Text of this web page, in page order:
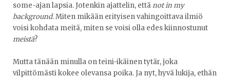
some-ajan lapsia. Jotenkin ajattelin, ettänot in my
background. Miten mikään erityisen vahingoittava ilmiö
voisi kohdata meitä, miten se voisi olla edes kiinnostunut
meistä?
Mutta tänään minulla on teini-ikäinen tytär, joka
vilpittömästi kokee olevansa poika. Ja nyt, hyvä lukija, ethän